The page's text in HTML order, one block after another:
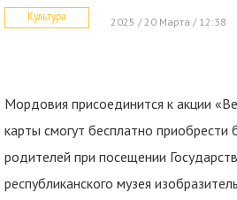
Культура 2025 / 20 Марта / 12:38
Мордовия присоединится к акции
карты смогут бесплатно приобрести
родителей при посещении
республиканского музея